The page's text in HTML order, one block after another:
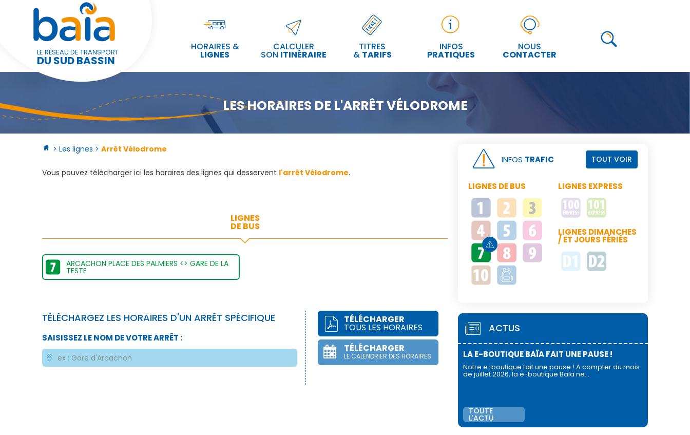
LE RÉSEAU DE TRANSPORT
DU SUD BASSIN
HORAIRES &
LIGNES
CALCULER
SON ITINÉRAIRE
TITRES
& TARIFS
INFOS
PRATIQUES
NOUS
CONTACTER
LES HORAIRES DE L'ARRÊT VÉLODROME
> Les lignes > Arrêt Vélodrome
Vous pouvez télécharger ici les horaires des lignes qui desservent l'arrêt Vélodrome.
LIGNES
DE BUS
ARCACHON PLACE DES PALMIERS <> GARE DE LA
TESTE
TÉLÉCHARGEZ LES HORAIRES D'UN ARRÊT SPÉCIFIQUE
SAISISSEZ LE NOM DE VOTRE ARRÊT :
TÉLÉCHARGER
TOUS LES HORAIRES
TÉLÉCHARGER
LE CALENDRIER DES HORAIRES
INFOS TRAFIC TOUT VOIR
LIGNES DE BUS LIGNES EXPRESS
LIGNES DIMANCHES
/ ET JOURS FÉRIÉS
ACTUS
LA E-BOUTIQUE BAÏA FAIT UNE PAUSE !
Notre e-boutique fait une pause ! A compter du mois
de juillet 2026, la e-boutique Baïa ne…
TOUTE
L'ACTU
Panneau de gestion des cookies